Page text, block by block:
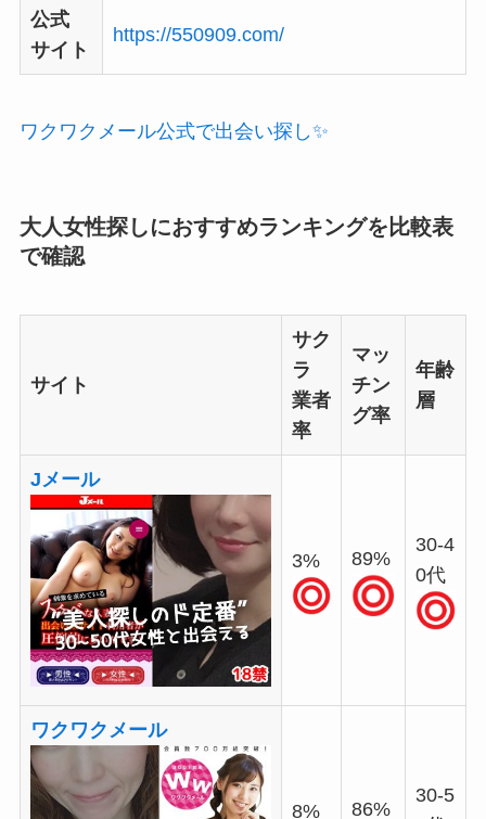
公式
サイト
https://550909.com/
ワクワクメール公式で出会い探し✨
大人女性探しにおすすめランキングを比較表
で確認
サイト
サク
ラ
業者
率
マッ
チン
グ率
年齢
層
Jメール
3% 89%
30-4
0代
ワクワクメール
8% 86%
30-5